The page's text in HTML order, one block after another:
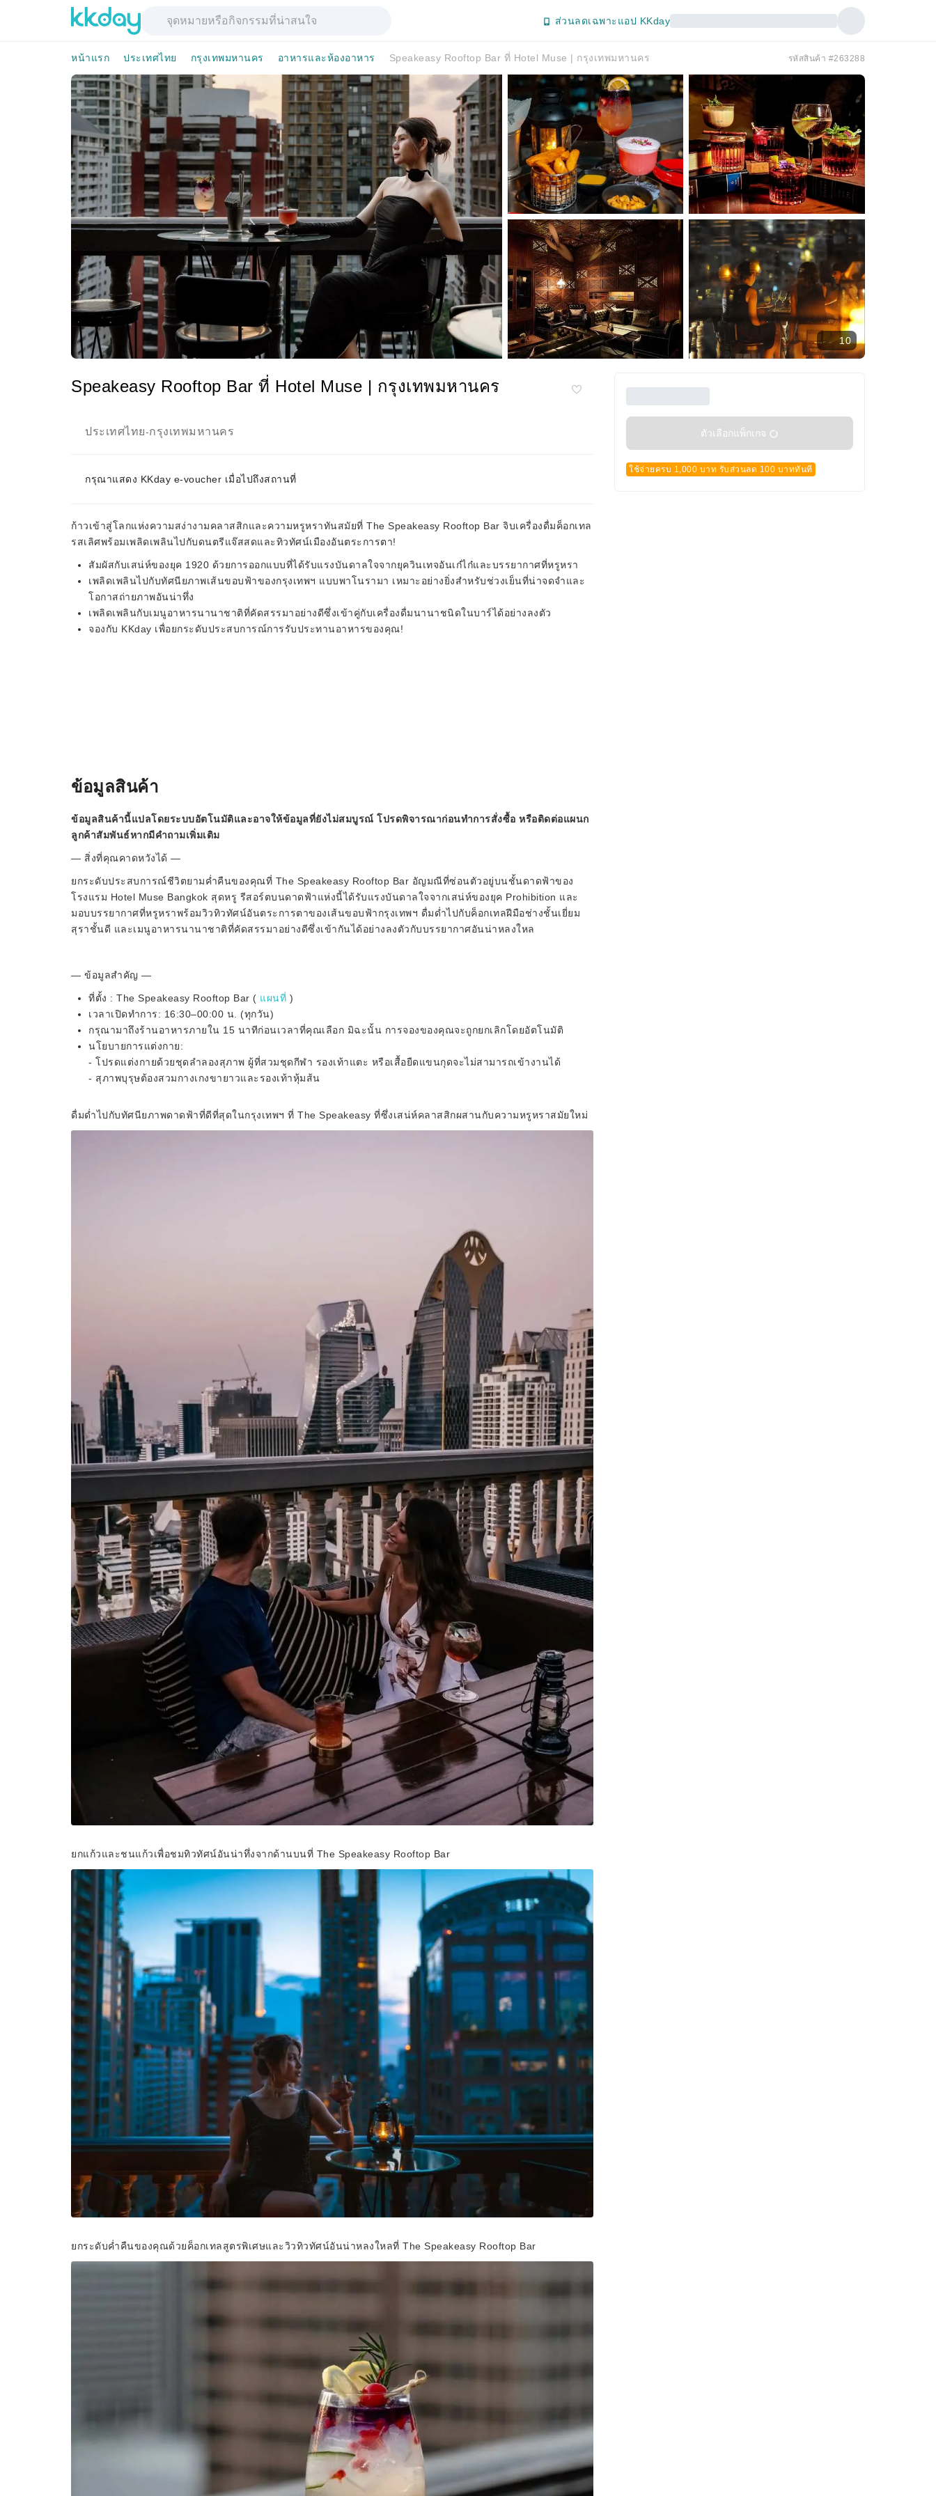
ส่วนลดเฉพาะแอป KKday
หน้าแรก ประเทศไทย กรุงเทพมหานคร อาหารและห้องอาหาร Speakeasy Rooftop Bar ที่ Hotel Muse | กรุงเทพมหานคร รหัสสินค้า #263288
10
Speakeasy Rooftop Bar ที่ Hotel Muse | กรุงเทพมหานคร
ประเทศไทย-กรุงเทพมหานคร
กรุณาแสดง KKday e-voucher เมื่อไปถึงสถานที่
ก้าวเข้าสู่โลกแห่งความสง่างามคลาสสิกและความหรูหราทันสมัยที่ The Speakeasy Rooftop Bar จิบเครื่องดื่มค็อกเทล
รสเลิศพร้อมเพลิดเพลินไปกับดนตรีแจ๊สสดและทิวทัศน์เมืองอันตระการตา!
สัมผัสกับเสน่ห์ของยุค 1920 ด้วยการออกแบบที่ได้รับแรงบันดาลใจจากยุควินเทจอันเก๋ไก๋และบรรยากาศที่หรูหรา
เพลิดเพลินไปกับทัศนียภาพเส้นขอบฟ้าของกรุงเทพฯ แบบพาโนรามา เหมาะอย่างยิ่งสำหรับช่วงเย็นที่น่าจดจำและ
โอกาสถ่ายภาพอันน่าทึ่ง
เพลิดเพลินกับเมนูอาหารนานาชาติที่คัดสรรมาอย่างดีซึ่งเข้าคู่กับเครื่องดื่มนานาชนิดในบาร์ได้อย่างลงตัว
จองกับ KKday เพื่อยกระดับประสบการณ์การรับประทานอาหารของคุณ!
ตัวเลือกแพ็กเกจ
ใช้จ่ายครบ 1,000 บาท รับส่วนลด 100 บาททันที
ข้อมูลสินค้า
ข้อมูลสินค้านี้แปลโดยระบบอัตโนมัติและอาจให้ข้อมูลที่ยังไม่สมบูรณ์ โปรดพิจารณาก่อนทำการสั่งซื้อ หรือติดต่อแผนก
ลูกค้าสัมพันธ์หากมีคำถามเพิ่มเติม
— สิ่งที่คุณคาดหวังได้ —
ยกระดับประสบการณ์ชีวิตยามค่ำคืนของคุณที่ The Speakeasy Rooftop Bar อัญมณีที่ซ่อนตัวอยู่บนชั้นดาดฟ้าของ
โรงแรม Hotel Muse Bangkok สุดหรู รีสอร์ตบนดาดฟ้าแห่งนี้ได้รับแรงบันดาลใจจากเสน่ห์ของยุค Prohibition และ
มอบบรรยากาศที่หรูหราพร้อมวิวทิวทัศน์อันตระการตาของเส้นขอบฟ้ากรุงเทพฯ ดื่มด่ำไปกับค็อกเทลฝีมือช่างชั้นเยี่ยม
สุราชั้นดี และเมนูอาหารนานาชาติที่คัดสรรมาอย่างดีซึ่งเข้ากันได้อย่างลงตัวกับบรรยากาศอันน่าหลงใหล
— ข้อมูลสำคัญ —
ที่ตั้ง : The Speakeasy Rooftop Bar ( แผนที่ )
เวลาเปิดทำการ: 16:30–00:00 น. (ทุกวัน)
กรุณามาถึงร้านอาหารภายใน 15 นาทีก่อนเวลาที่คุณเลือก มิฉะนั้น การจองของคุณจะถูกยกเลิกโดยอัตโนมัติ
นโยบายการแต่งกาย:
- โปรดแต่งกายด้วยชุดลำลองสุภาพ ผู้ที่สวมชุดกีฬา รองเท้าแตะ หรือเสื้อยืดแขนกุดจะไม่สามารถเข้างานได้
- สุภาพบุรุษต้องสวมกางเกงขายาวและรองเท้าหุ้มส้น
ดื่มด่ำไปกับทัศนียภาพดาดฟ้าที่ดีที่สุดในกรุงเทพฯ ที่ The Speakeasy ที่ซึ่งเสน่ห์คลาสสิกผสานกับความหรูหราสมัยใหม่
ยกแก้วและชนแก้วเพื่อชมทิวทัศน์อันน่าทึ่งจากด้านบนที่ The Speakeasy Rooftop Bar
ยกระดับค่ำคืนของคุณด้วยค็อกเทลสูตรพิเศษและวิวทิวทัศน์อันน่าหลงใหลที่ The Speakeasy Rooftop Bar